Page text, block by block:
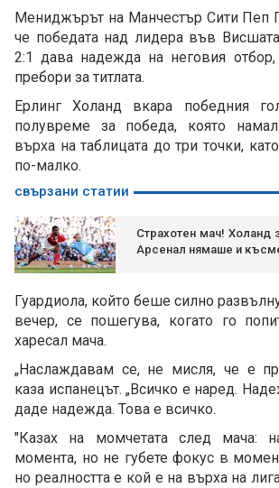
Мениджърът на Манчестър Сити Пеп
че победата над лидера във
2:1 дава надежда на неговия
пребори за титлата.
Ерлинг Холанд вкара победния
полувреме за победа, която
върха на таблицата до три точки,
по-малко.
свързани статии
Страхотен мач! Холанд
Арсенал нямаше и
Гуардиола, който беше силно
вечер, се пошегува, когато го
харесал мача.
„Наслаждавам се, не мисля, че е
каза испанецът. „Всичко е наред.
даде надежда. Това е всичко.
"Казах на момчетата след мача:
момента, но не губете фокус в
но реалността е кой е на върха на